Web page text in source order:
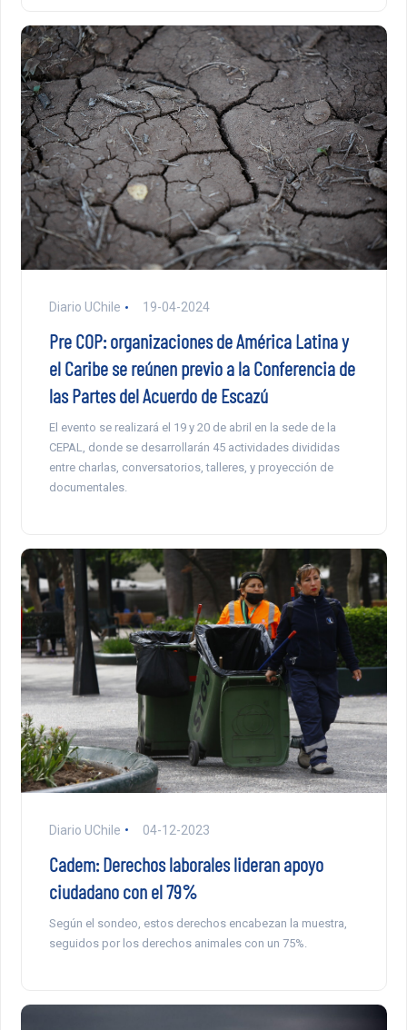
Diario UChile 19-04-2024
Pre COP: organizaciones de América Latina y
el Caribe se reúnen previo a la Conferencia de
las Partes del Acuerdo de Escazú
El evento se realizará el 19 y 20 de abril en la sede de la
CEPAL, donde se desarrollarán 45 actividades divididas
entre charlas, conversatorios, talleres, y proyección de
documentales.
Diario UChile 04-12-2023
Cadem: Derechos laborales lideran apoyo
ciudadano con el 79%
Según el sondeo, estos derechos encabezan la muestra,
seguidos por los derechos animales con un 75%.